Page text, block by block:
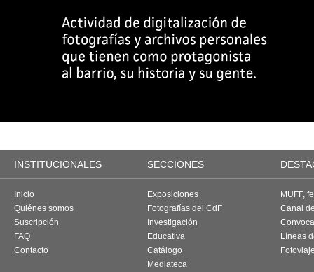
INSTITUCIONALES SECCIONES
Inicio
Quiénes somos
Suscripción
FAQ
Contacto
Exposiciones
Fotografías del CdF
Investigación
Educativa
Catálogo
Mediateca
MUFF,
Canal
Líneas